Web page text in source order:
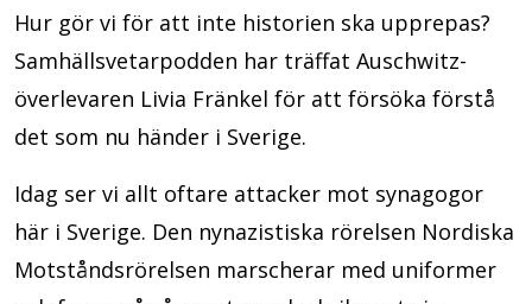
Hur gör vi för att inte historien ska upprepas?
Samhällsvetarpodden har träffat Auschwitz-
överlevaren Livia Fränkel för att försöka förstå
det som nu händer i Sverige.
Idag ser vi allt oftare attacker mot synagogor
här i Sverige. Den nynazistiska rörelsen Nordiska
Motståndsrörelsen marscherar med uniformer